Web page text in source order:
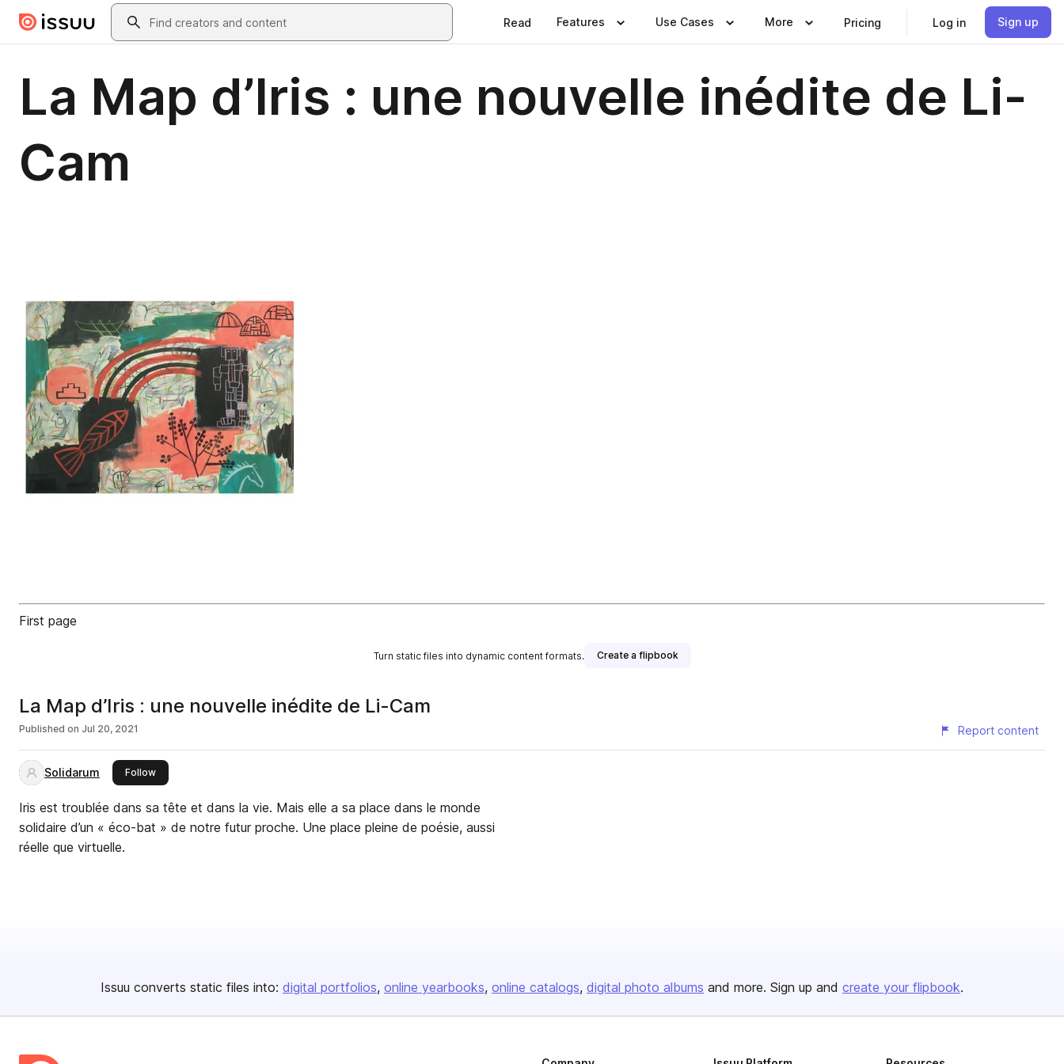
Skip to main contentSearch
Read Features Use Cases More Pricing Log in Sign up
La Map d’Iris : une nouvelle inédite de Li-
Cam
First page
Turn static files into dynamic content formats. Create a flipbook
La Map d’Iris : une nouvelle inédite de Li-Cam
Published on Jul 20, 2021 Report content
Solidarum Followthis publisher
Iris est troublée dans sa tête et dans la vie. Mais elle a sa place dans le monde
solidaire d’un « éco-bat » de notre futur proche. Une place pleine de poésie, aussi
réelle que virtuelle.
Issuu converts static files into: digital portfolios online yearbooks online catalogs digital photo albums and more. Sign up and create your flipbook.